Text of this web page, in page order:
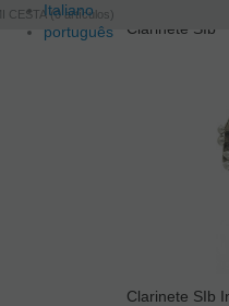
Italiano
português
CESTA 0artículos
Clarinete SIb
Clarinete SIb